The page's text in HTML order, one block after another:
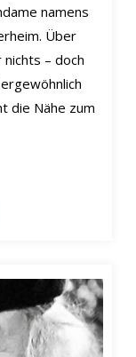
namens
Über
– doch
die Nähe zum